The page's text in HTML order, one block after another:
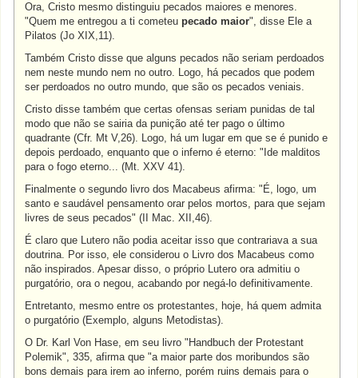
Ora, Cristo mesmo distinguiu pecados maiores e menores.
"Quem me entregou a ti cometeupecado maior", disse Ele a
Pilatos (Jo XIX,11).
Também Cristo disse que alguns pecados não seriam perdoados
nem neste mundo nem no outro. Logo, há pecados que podem
ser perdoados no outro mundo, que são os pecados veniais.
Cristo disse também que certas ofensas seriam punidas de tal
modo que não se sairia da punição até ter pago o último
quadrante (Cfr. Mt V,26). Logo, há um lugar em que se é punido e
depois perdoado, enquanto que o inferno é eterno: "Ide malditos
para o fogo eterno... (Mt. XXV 41).
Finalmente o segundo livro dos Macabeus afirma: "É, logo, um
santo e saudável pensamento orar pelos mortos, para que sejam
livres de seus pecados" (II Mac. XII,46).
É claro que Lutero não podia aceitar isso que contrariava a sua
doutrina. Por isso, ele considerou o Livro dos Macabeus como
não inspirados. Apesar disso, o próprio Lutero ora admitiu o
purgatório, ora o negou, acabando por negá-lo definitivamente.
Entretanto, mesmo entre os protestantes, hoje, há quem admita
o purgatório (Exemplo, alguns Metodistas).
O Dr. Karl Von Hase, em seu livro "Handbuch der Protestant
Polemik", 335, afirma que "a maior parte dos moribundos são
bons demais para irem ao inferno, porém ruins demais para o